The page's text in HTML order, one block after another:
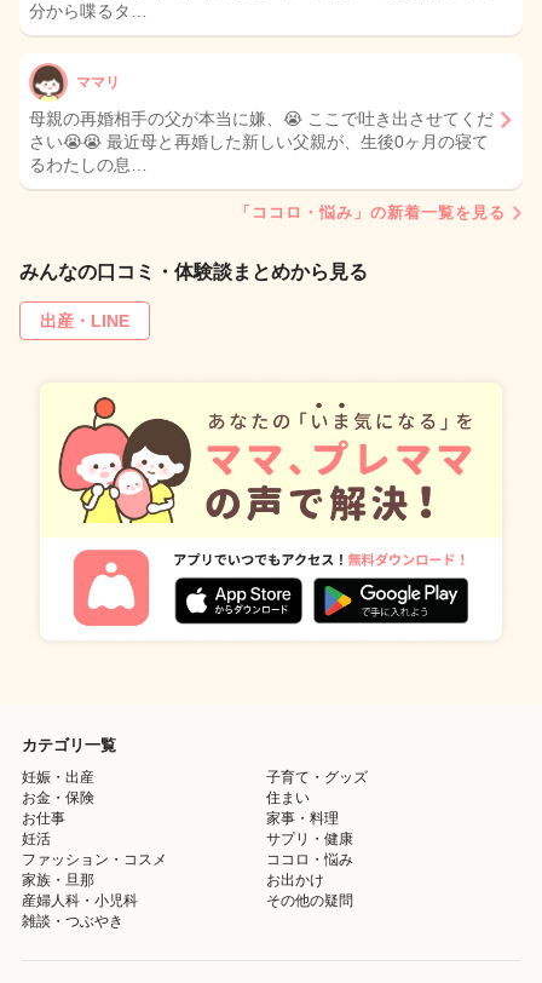
分から喋るタ…
ママリ
母親の再婚相手の父が本当に嫌、😭 ここで吐き出させてくだ
さい😭😭 最近母と再婚した新しい父親が、生後0ヶ月の寝て
るわたしの息…
「ココロ・悩み」の新着一覧を見る
みんなの口コミ・体験談まとめから見る
出産・LINE
カテゴリ一覧
妊娠・出産
子育て・グッズ
お金・保険
住まい
お仕事
家事・料理
妊活
サプリ・健康
ファッション・コスメ
ココロ・悩み
家族・旦那
お出かけ
産婦人科・小児科
その他の疑問
雑談・つぶやき